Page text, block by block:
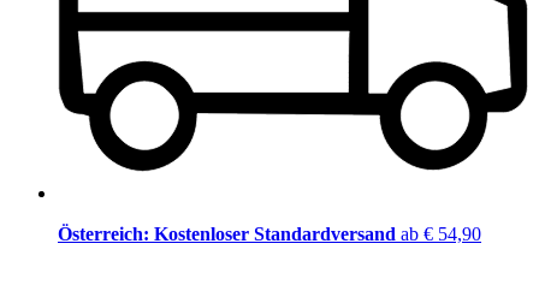
Österreich: Kostenloser Standardversand ab € 54,90